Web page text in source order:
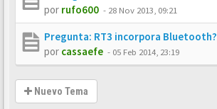
por rufo600 - 28 Nov 2013, 09:21
Pregunta: RT3 incorpora Bluetooth?
por cassaefe - 05 Feb 2014, 23:19
Nuevo Tema